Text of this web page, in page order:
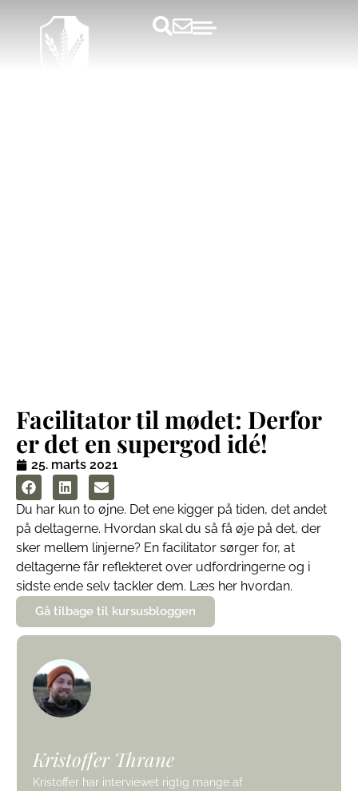
Facilitator til mødet: Derfor
er det en supergod idé!
25. marts 2021
Du har kun to øjne. Det ene kigger på tiden, det andet
på deltagerne. Hvordan skal du så få øje på det, der
sker mellem linjerne? En facilitator sørger for, at
deltagerne får reflekteret over udfordringerne og i
sidste ende selv tackler dem. Læs her hvordan.
Gå tilbage til kursusbloggen
Kristoffer Thrane
Kristoffer har interviewet rigtig mange af